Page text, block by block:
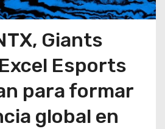
Giants
Esports
para formar
global en